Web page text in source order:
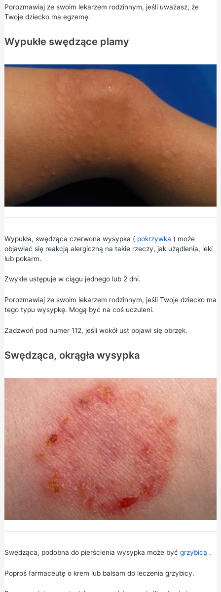
Porozmawiaj ze swoim lekarzem rodzinnym, jeśli uważasz, że
Twoje dziecko ma egzemę.
Wypukłe swędzące plamy
Wypukła, swędząca czerwona wysypka ( pokrzywka ) może
objawiać się reakcją alergiczną na takie rzeczy, jak użądlenia, leki
lub pokarm.
Zwykle ustępuje w ciągu jednego lub 2 dni.
Porozmawiaj ze swoim lekarzem rodzinnym, jeśli Twoje dziecko ma
tego typu wysypkę. Mogą być na coś uczuleni.
Zadzwoń pod numer 112, jeśli wokół ust pojawi się obrzęk.
Swędząca, okrągła wysypka
Swędząca, podobna do pierścienia wysypka może być grzybicą .
Poproś farmaceutę o krem lub balsam do leczenia grzybicy.